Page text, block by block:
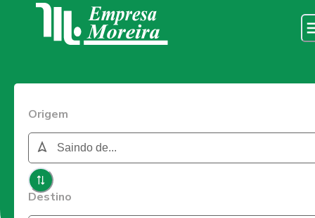
Origem
Destino